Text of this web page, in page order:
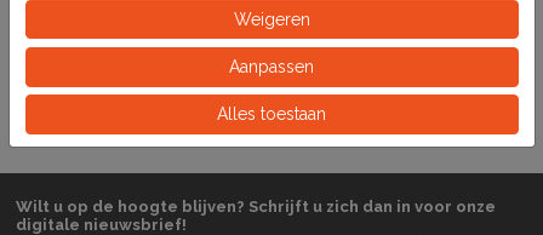
Eeinheid
Wilt u op de hoogte blijven? Schrijft u zich dan in voor onze
digitale nieuwsbrief!
Weigeren
Aanpassen
Alles toestaan